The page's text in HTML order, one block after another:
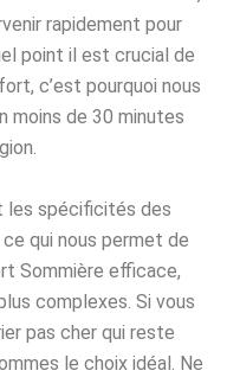
rapidement pour
point il est crucial de
c’est pourquoi nous
moins de 30 minutes
les spécificités des
qui nous permet de
Sommière efficace,
complexes. Si vous
pas cher qui reste
le choix idéal. Ne